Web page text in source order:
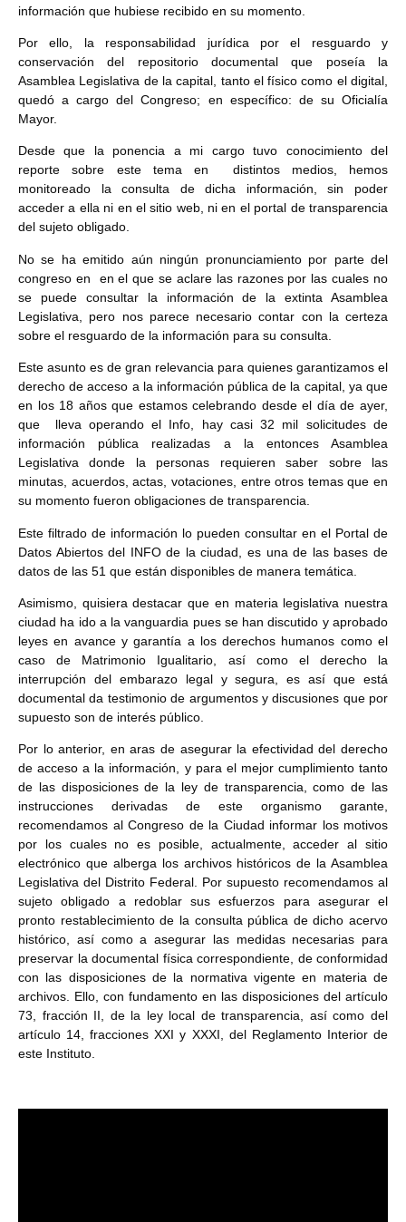
información que hubiese recibido en su momento.
Por ello, la responsabilidad jurídica por el resguardo y
conservación del repositorio documental que poseía la
Asamblea Legislativa de la capital, tanto el físico como el digital,
quedó a cargo del Congreso; en específico: de su Oficialía
Mayor.
Desde que la ponencia a mi cargo tuvo conocimiento del
reporte sobre este tema en distintos medios, hemos
monitoreado la consulta de dicha información, sin poder
acceder a ella ni en el sitio web, ni en el portal de transparencia
del sujeto obligado.
No se ha emitido aún ningún pronunciamiento por parte del
congreso en en el que se aclare las razones por las cuales no
se puede consultar la información de la extinta Asamblea
Legislativa, pero nos parece necesario contar con la certeza
sobre el resguardo de la información para su consulta.
Este asunto es de gran relevancia para quienes garantizamos el
derecho de acceso a la información pública de la capital, ya que
en los 18 años que estamos celebrando desde el día de ayer,
que lleva operando el Info, hay casi 32 mil solicitudes de
información pública realizadas a la entonces Asamblea
Legislativa donde la personas requieren saber sobre las
minutas, acuerdos, actas, votaciones, entre otros temas que en
su momento fueron obligaciones de transparencia.
Este filtrado de información lo pueden consultar en el Portal de
Datos Abiertos del INFO de la ciudad, es una de las bases de
datos de las 51 que están disponibles de manera temática.
Asimismo, quisiera destacar que en materia legislativa nuestra
ciudad ha ido a la vanguardia pues se han discutido y aprobado
leyes en avance y garantía a los derechos humanos como el
caso de Matrimonio Igualitario, así como el derecho la
interrupción del embarazo legal y segura, es así que está
documental da testimonio de argumentos y discusiones que por
supuesto son de interés público.
Por lo anterior, en aras de asegurar la efectividad del derecho
de acceso a la información, y para el mejor cumplimiento tanto
de las disposiciones de la ley de transparencia, como de las
instrucciones derivadas de este organismo garante,
recomendamos al Congreso de la Ciudad informar los motivos
por los cuales no es posible, actualmente, acceder al sitio
electrónico que alberga los archivos históricos de la Asamblea
Legislativa del Distrito Federal. Por supuesto recomendamos al
sujeto obligado a redoblar sus esfuerzos para asegurar el
pronto restablecimiento de la consulta pública de dicho acervo
histórico, así como a asegurar las medidas necesarias para
preservar la documental física correspondiente, de conformidad
con las disposiciones de la normativa vigente en materia de
archivos. Ello, con fundamento en las disposiciones del artículo
73, fracción II, de la ley local de transparencia, así como del
artículo 14, fracciones XXI y XXXI, del Reglamento Interior de
este Instituto.